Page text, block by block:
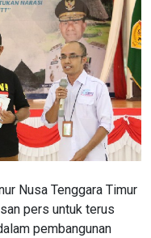
Nusa Tenggara Timur
pers untuk terus
pembangunan